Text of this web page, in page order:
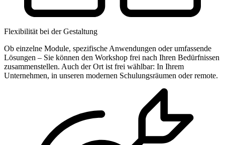
Flexibilität bei der Gestaltung
Ob einzelne Module, spezifische Anwendungen oder umfassende
Lösungen – Sie können den Workshop frei nach Ihren Bedürfnissen
zusammenstellen. Auch der Ort ist frei wählbar: In Ihrem
Unternehmen, in unseren modernen Schulungsräumen oder remote.